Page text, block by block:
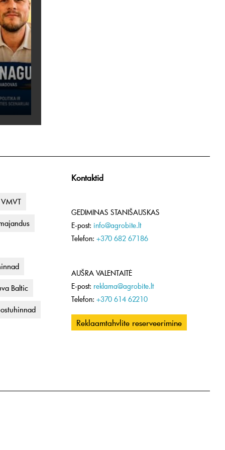
VMVT
Baltic
Kontaktid
GEDIMINAS STANIŠAUSKAS
E-post: info@agrobite.lt
Telefon: +370 682 67186
AUŠRA VALENTAITĖ
E-post: reklama@agrobite.lt
Telefon: +370 614 62210
Reklaamtahvlite reserveerimine